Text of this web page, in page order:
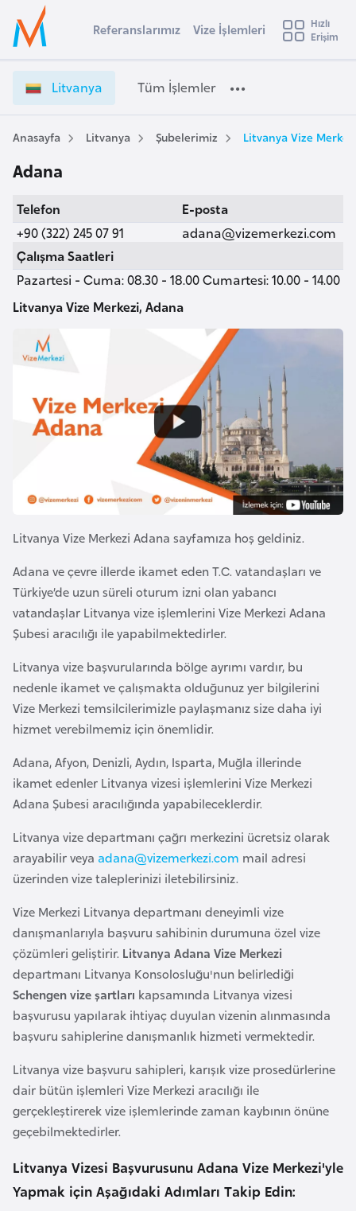
Ülke Seçimi
Başvuru yapmak istediğiniz ülkeyi seçin
Üye
Girişi
i
v
a
n
z
İ
ş
l
r
i
e
t
Referanslarımız Vize İşlemleri
Hızlı
Erişim
Litvanya Tüm İşlemler
Anasayfa Litvanya Şubelerimiz Litvanya Vize
Adana
Telefon
+90 (322) 245 07 91
E-posta
adana@vizemerkezi.com
Çalışma Saatleri
Pazartesi - Cuma: 08.30 - 18.00 Cumartesi: 10.00 - 14.00
Litvanya Vize Merkezi, Adana
Litvanya Vize Merkezi Adana sayfamıza hoş geldiniz.
Adana ve çevre illerde ikamet eden T.C. vatandaşları ve
Türkiye’de uzun süreli oturum izni olan yabancı
vatandaşlar Litvanya vize işlemlerini Vize Merkezi Adana
Şubesi aracılığı ile yapabilmektedirler.
Litvanya vize başvurularında bölge ayrımı vardır, bu
nedenle ikamet ve çalışmakta olduğunuz yer bilgilerini
Vize Merkezi temsilcilerimizle paylaşmanız size daha iyi
hizmet verebilmemiz için önemlidir.
Adana, Afyon, Denizli, Aydın, Isparta, Muğla illerinde
ikamet edenler Litvanya vizesi işlemlerini Vize Merkezi
Adana Şubesi aracılığında yapabileceklerdir.
Litvanya vize departmanı çağrı merkezini ücretsiz olarak
arayabilir veya adana@vizemerkezi.com mail adresi
üzerinden vize taleplerinizi iletebilirsiniz.
Vize Merkezi Litvanya departmanı deneyimli vize
danışmanlarıyla başvuru sahibinin durumuna özel vize
çözümleri geliştirir. Litvanya Adana Vize Merkezi
departmanı Litvanya Konsolosluğu'nun belirlediği
Schengen vize şartları kapsamında Litvanya vizesi
başvurusu yapılarak ihtiyaç duyulan vizenin alınmasında
başvuru sahiplerine danışmanlık hizmeti vermektedir.
Litvanya vize başvuru sahipleri, karışık vize prosedürlerine
dair bütün işlemleri Vize Merkezi aracılığı ile
gerçekleştirerek vize işlemlerinde zaman kaybının önüne
geçebilmektedirler.
Litvanya Vizesi Başvurusunu Adana Vize Merkezi'yle
Yapmak için Aşağıdaki Adımları Takip Edin:
s
t
r
a
v
u
s
t
u
a
z
b
y
a
n
B
a
h
r
e
n
B
a
n
g
a
d
e
ş
B
e
l
a
r
u
B